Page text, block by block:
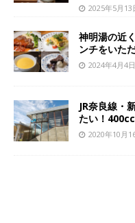
2025年5月13
神明湯の近
ンチをいた
2024年4月4日
JR奈良線・
たい！
2020年10月